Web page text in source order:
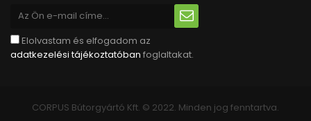
Elolvastam és elfogadom az
adatkezelési tájékoztatóban foglaltakat.
CORPUS Bútorgyártó Kft. © 2022. Minden jog fenntartva.